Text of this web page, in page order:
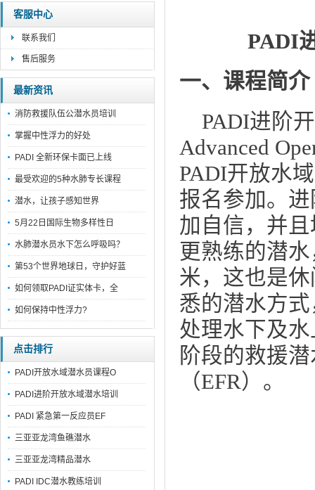
客服中心
联系我们
售后服务
最新资讯
消防救援队伍公潜水员培训
掌握中性浮力的好处
PADI 全新环保卡面已上线
最受欢迎的5种水肺专长课程
潜水，让孩子感知世界
5月22日国际生物多样性日
水肺潜水员水下怎么呼吸吗？
第53个世界地球日，守护好蓝
如何领取PADI证实体卡，全
如何保持中性浮力?
点击排行
PADI开放水域潜水员课程O
PADI进阶开放水域潜水培训
PADI 紧急第一反应员EF
三亚亚龙湾鱼礁潜水
三亚亚龙湾精品潜水
PADI IDC潜水教练培训
PADI
一、课程简介
PADI进阶
Advanced
PADI开放水
报名参加。
加自信，并
更熟练的潜
米，这也是
悉的潜水方
处理水下及
阶段的救援
（EFR）。